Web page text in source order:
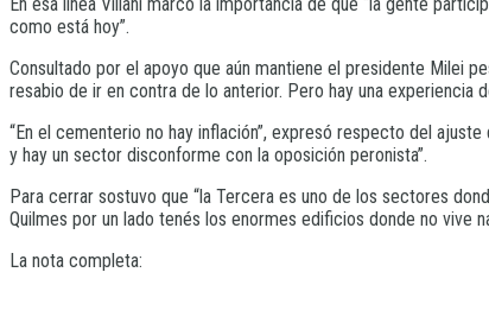
como está hoy”.
Consultado por el apoyo que aún mantiene el presidente Milei
resabio de ir en contra de lo anterior. Pero hay una
“En el cementerio no hay inflación”, expresó respecto del
y hay un sector disconforme con la oposición peronista”.
Para cerrar sostuvo que “la Tercera es uno de los sectores
Quilmes por un lado tenés los enormes edificios donde no vive
La nota completa: